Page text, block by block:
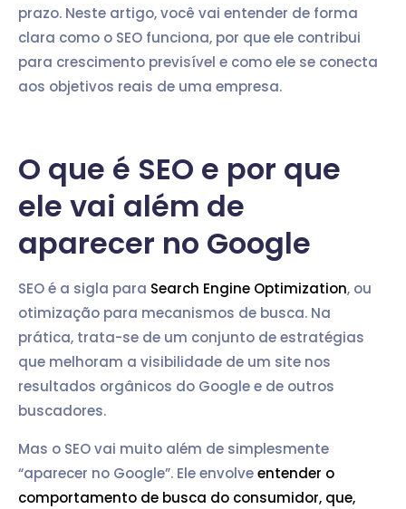
prazo. Neste artigo, você vai entender de forma
clara como o SEO funciona, por que ele contribui
para crescimento previsível e como ele se conecta
aos objetivos reais de uma empresa.
O que é SEO e por que
ele vai além de
aparecer no Google
SEO é a sigla para Search Engine Optimization, ou
otimização para mecanismos de busca. Na
prática, trata-se de um conjunto de estratégias
que melhoram a visibilidade de um site nos
resultados orgânicos do Google e de outros
buscadores.
Mas o SEO vai muito além de simplesmente
“aparecer no Google”. Ele envolveentender o
comportamento de busca do consumidor, que,